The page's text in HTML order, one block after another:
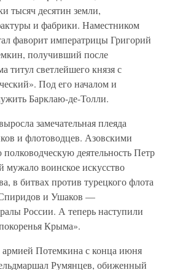
тысяч десятин земли,
и фабрики. Наместником
фаворит императрицы Григорий
получивший после
титул светлейшего князя с
Под его началом и
Барклаю-де-Толли.
замечательная плеяда
и флотоводцев. Азовскими
деятельность Петр
мужало воинское искусство
в битвах против турецкого флота
и Ушаков —
России. А теперь наступили
Крыма».
Потемкина с конца июня
Румянцев, обиженный